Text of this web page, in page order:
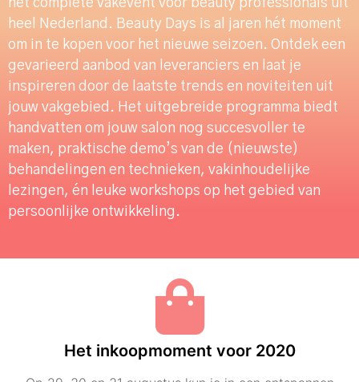
hét complete vakevent voor beauty professionals uit
heel Nederland. Beauty Days is al jaren hét moment
om in te kopen voor het nieuwe seizoen. Ontdek een
gevarieerd aanbod van leveranciers en laat je
inspireren door de laatste trends en noviteiten uit
jouw vakgebied. Het uitgebreide programma biedt
handvatten om jouw salon nog succesvoller te
maken, praktische demo’s van de (nieuwste)
behandelingen en technieken, vakinhoudelijke
lezingen, én leuke workshops op het gebied van
persoonlijke ontwikkeling.
Het inkoopmoment voor 2020